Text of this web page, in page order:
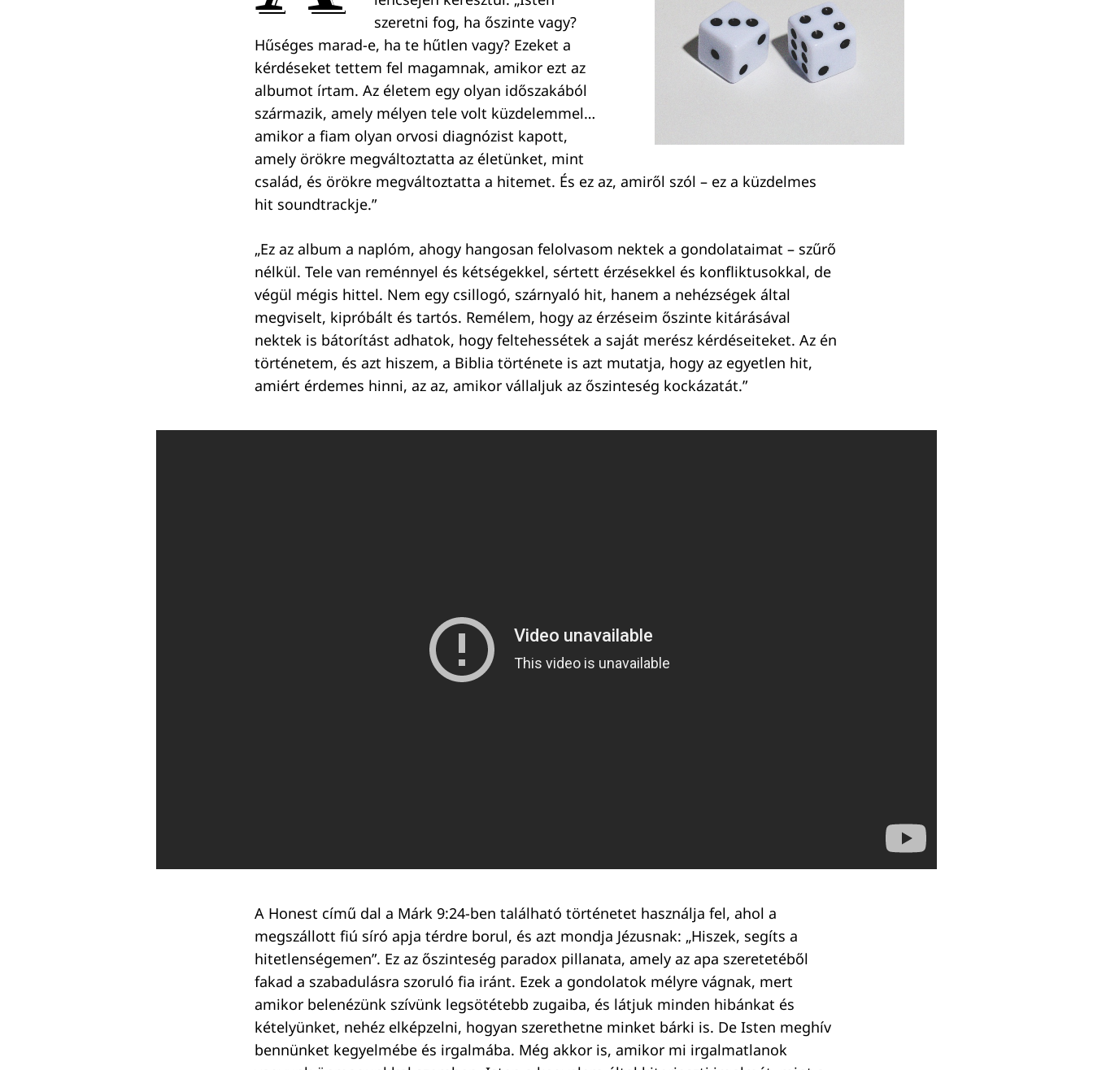
szeretni fog, ha őszinte vagy?
Hűséges marad-e, ha te hűtlen vagy? Ezeket a
kérdéseket tettem fel magamnak, amikor ezt az
albumot írtam. Az életem egy olyan időszakából
származik, amely mélyen tele volt küzdelemmel…
amikor a fiam olyan orvosi diagnózist kapott,
amely örökre megváltoztatta az életünket, mint
család, és örökre megváltoztatta a hitemet. És ez az, amiről szól – ez a küzdelmes
hit soundtrackje.”
„Ez az album a naplóm, ahogy hangosan felolvasom nektek a gondolataimat – szűrő
nélkül. Tele van reménnyel és kétségekkel, sértett érzésekkel és konfliktusokkal, de
végül mégis hittel. Nem egy csillogó, szárnyaló hit, hanem a nehézségek által
megviselt, kipróbált és tartós. Remélem, hogy az érzéseim őszinte kitárásával
nektek is bátorítást adhatok, hogy feltehessétek a saját merész kérdéseiteket. Az én
történetem, és azt hiszem, a Biblia története is azt mutatja, hogy az egyetlen hit,
amiért érdemes hinni, az az, amikor vállaljuk az őszinteség kockázatát.”
A Honest című dal a Márk 9:24-ben található történetet használja fel, ahol a
megszállott fiú síró apja térdre borul, és azt mondja Jézusnak: „Hiszek, segíts a
hitetlenségemen”. Ez az őszinteség paradox pillanata, amely az apa szeretetéből
fakad a szabadulásra szoruló fia iránt. Ezek a gondolatok mélyre vágnak, mert
amikor belenézünk szívünk legsötétebb zugaiba, és látjuk minden hibánkat és
kételyünket, nehéz elképzelni, hogyan szerethetne minket bárki is. De Isten meghív
bennünket kegyelmébe és irgalmába. Még akkor is, amikor mi irgalmatlanok